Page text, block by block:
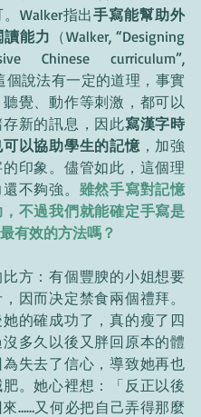
Walker指出手寫能幫助外
能力 （Walker, “Designing
Chinese curriculum”,
個說法有一定的道理，事實
覺、動作等刺激，都可以
新的訊息，因此寫漢字時
以協助學生的記憶，加強
印象。儘管如此，這個理
不夠強。 雖然手寫對記憶
不過我們就能確定手寫是
有效的方法嗎？
方：有個豐腴的小姐想要
因而决定禁食兩個禮拜。
的確成功了，真的瘦了四
多久以後又胖回原本的體
失去了信心，導致她再也
。她心裡想：「反正以後
……又何必把自己弄得那麼